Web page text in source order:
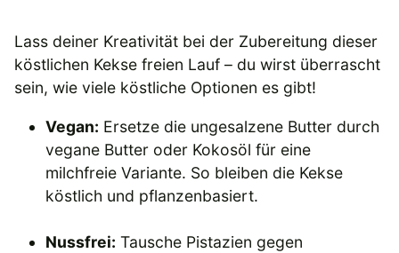
Lass deiner Kreativität bei der Zubereitung dieser
köstlichen Kekse freien Lauf – du wirst überrascht
sein, wie viele köstliche Optionen es gibt!
Vegan: Ersetze die ungesalzene Butter durch
vegane Butter oder Kokosöl für eine
milchfreie Variante. So bleiben die Kekse
köstlich und pflanzenbasiert.
Nussfrei: Tausche Pistazien gegen